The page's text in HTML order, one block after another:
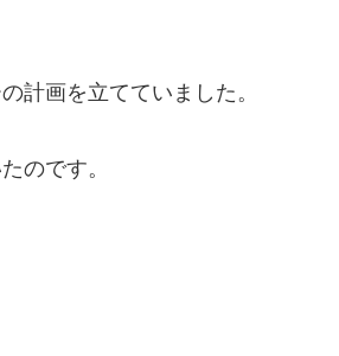
計画を立てていました。
のです。